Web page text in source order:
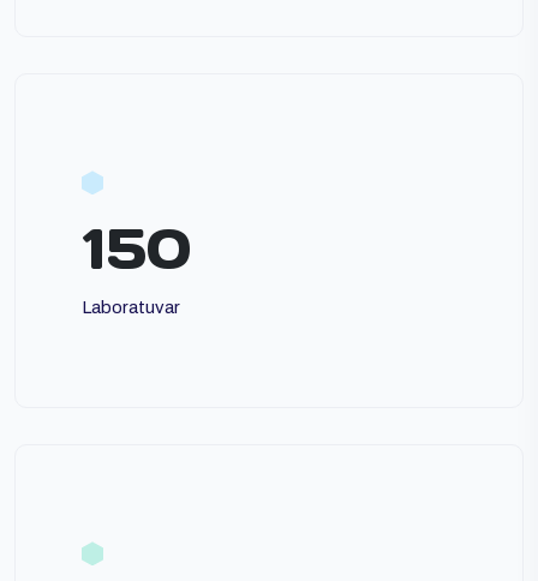
150
Laboratuvar